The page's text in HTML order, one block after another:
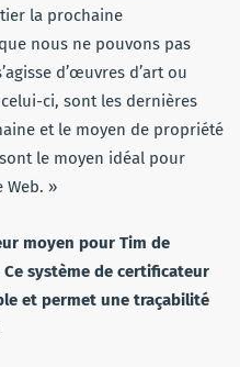
la prochaine
nous ne pouvons pas
d’œuvres d’art ou
ci, sont les dernières
et le moyen de propriété
le moyen idéal pour
»
moyen pour Tim de
système de certificateur
et permet une traçabilité